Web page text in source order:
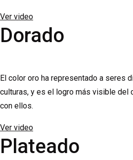
Ver video
Dorado
El color oro ha representado a seres
culturas, y es el logro más visible del
con ellos.
Ver video
Plateado